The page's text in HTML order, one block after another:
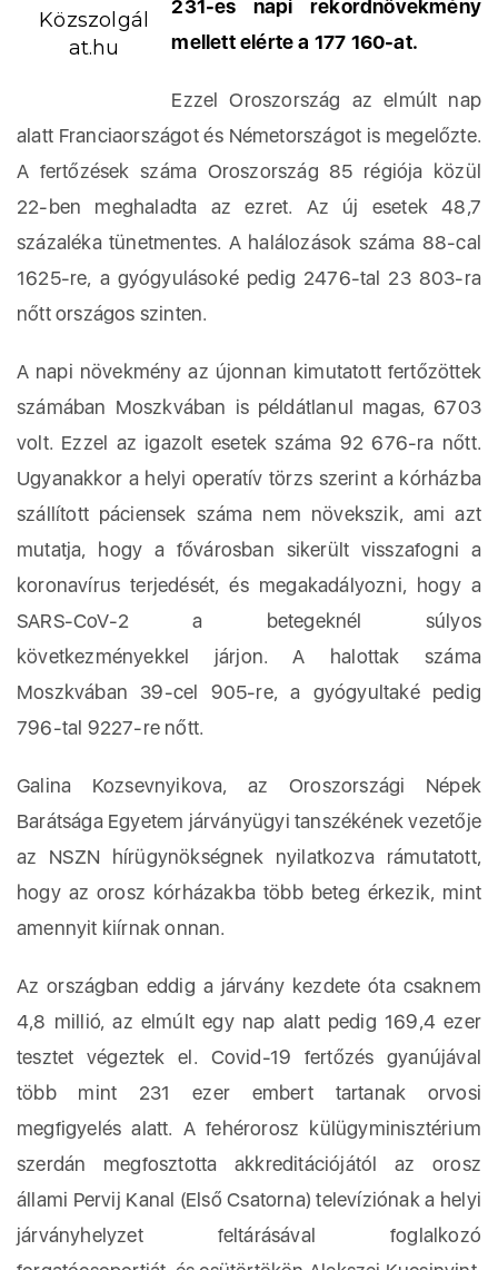
Közszolgál
at.hu
231-es napi rekordnövekmény
mellett elérte a 177 160-at.
Ezzel Oroszország az elmúlt nap
alatt Franciaországot és Németországot is megelőzte.
A fertőzések száma Oroszország 85 régiója közül
22-ben meghaladta az ezret. Az új esetek 48,7
százaléka tünetmentes. A halálozások száma 88-cal
1625-re, a gyógyulásoké pedig 2476-tal 23 803-ra
nőtt országos szinten.
A napi növekmény az újonnan kimutatott fertőzöttek
számában Moszkvában is példátlanul magas, 6703
volt. Ezzel az igazolt esetek száma 92 676-ra nőtt.
Ugyanakkor a helyi operatív törzs szerint a kórházba
szállított páciensek száma nem növekszik, ami azt
mutatja, hogy a fővárosban sikerült visszafogni a
koronavírus terjedését, és megakadályozni, hogy a
SARS-CoV-2 a betegeknél súlyos
következményekkel járjon. A halottak száma
Moszkvában 39-cel 905-re, a gyógyultaké pedig
796-tal 9227-re nőtt.
Galina Kozsevnyikova, az Oroszországi Népek
Barátsága Egyetem járványügyi tanszékének vezetője
az NSZN hírügynökségnek nyilatkozva rámutatott,
hogy az orosz kórházakba több beteg érkezik, mint
amennyit kiírnak onnan.
Az országban eddig a járvány kezdete óta csaknem
4,8 millió, az elmúlt egy nap alatt pedig 169,4 ezer
tesztet végeztek el. Covid-19 fertőzés gyanújával
több mint 231 ezer embert tartanak orvosi
megfigyelés alatt. A fehérorosz külügyminisztérium
szerdán megfosztotta akkreditációjától az orosz
állami Pervij Kanal (Első Csatorna) televíziónak a helyi
járványhelyzet feltárásával foglalkozó